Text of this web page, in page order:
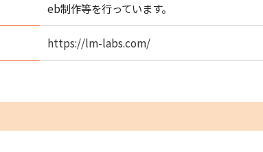
eb制作等を行っています。
https://lm-labs.com/